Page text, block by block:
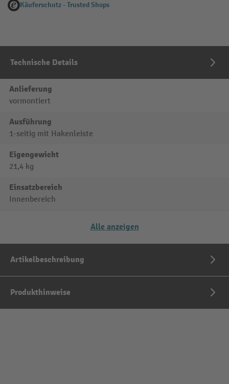
Käuferschutz - Trusted Shops
Technische Details
Anlieferung
vormontiert
Ausführung
1-seitig mit Hakenleiste
Eigengewicht
21,4 kg
Einsatzbereich
Innenbereich
Alle anzeigen
Artikelbeschreibung
Produkthinweise